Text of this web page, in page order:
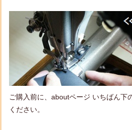
ご購入前に、aboutページ いちばん
ください。